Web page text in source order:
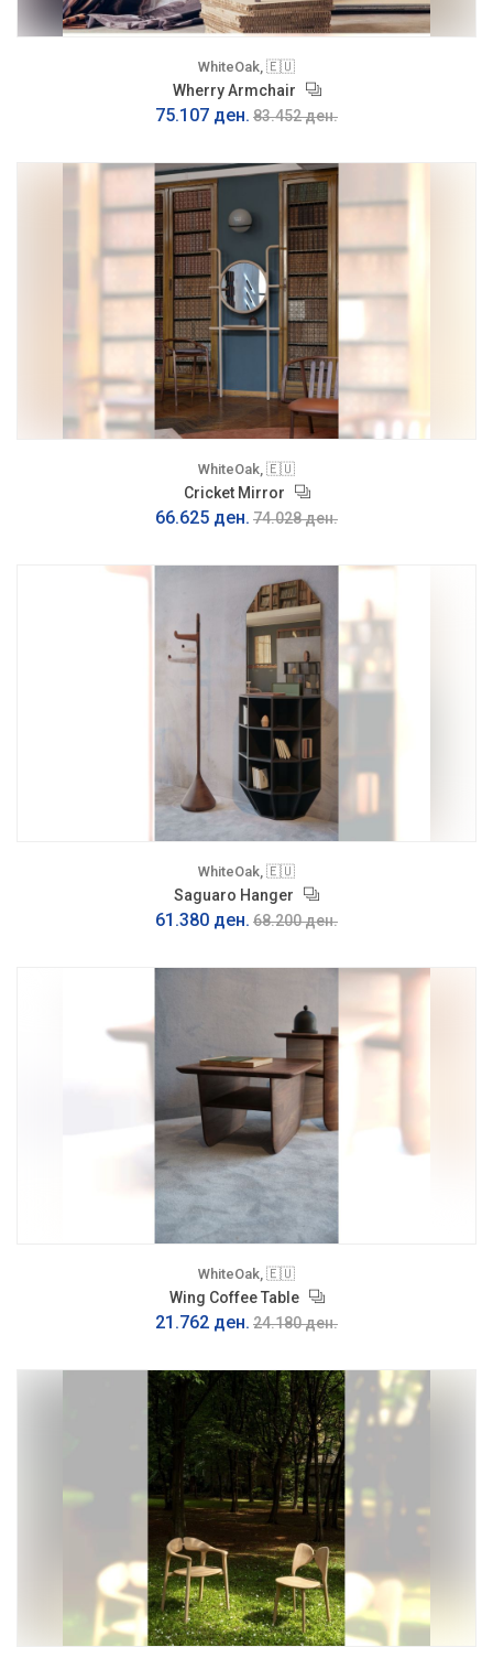
WhiteOak, 🇪🇺
Wherry Armchair
75.107 ден. 83.452 ден.
WhiteOak, 🇪🇺
Cricket Mirror
66.625 ден. 74.028 ден.
WhiteOak, 🇪🇺
Saguaro Hanger
61.380 ден. 68.200 ден.
WhiteOak, 🇪🇺
Wing Coffee Table
21.762 ден. 24.180 ден.